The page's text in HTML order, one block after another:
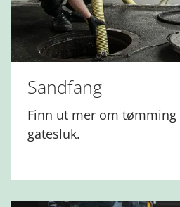
Sandfang
Finn ut mer om tømming
gatesluk.